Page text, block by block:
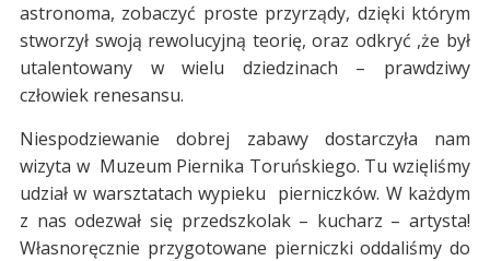
astronoma, zobaczyć proste przyrządy, dzięki którym
stworzył swoją rewolucyjną teorię, oraz odkryć ,że był
utalentowany w wielu dziedzinach – prawdziwy
człowiek renesansu.
Niespodziewanie dobrej zabawy dostarczyła nam
wizyta w Muzeum Piernika Toruńskiego. Tu wzięliśmy
udział w warsztatach wypieku pierniczków. W każdym
z nas odezwał się przedszkolak – kucharz – artysta!
Własnoręcznie przygotowane pierniczki oddaliśmy do